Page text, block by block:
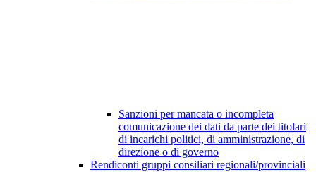
Sanzioni per mancata o incompleta
comunicazione dei dati da parte dei titolari
di incarichi politici, di amministrazione, di
direzione o di governo
Rendiconti gruppi consiliari regionali/provinciali